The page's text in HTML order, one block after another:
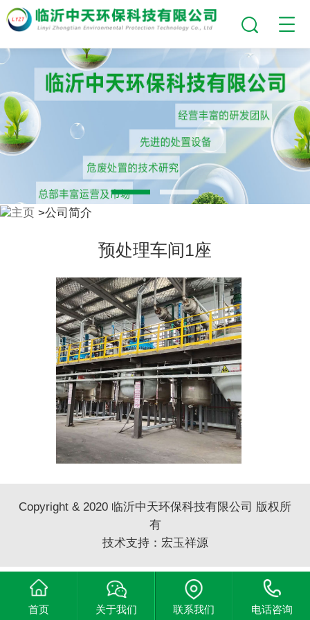
主页 >公司简介
预处理车间1座
Copyright & 2020 临沂中天环保科技有限公司 版权所
有
技术支持： 宏玉祥源
首页 关于我们 联系我们 电话咨询